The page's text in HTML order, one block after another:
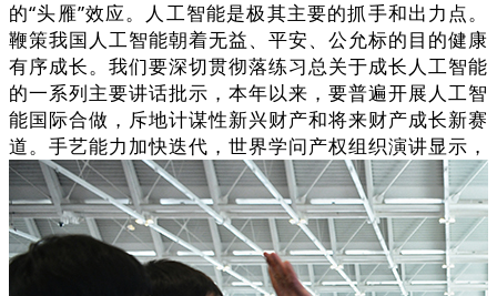
的“头雁”效应。人工智能是极其主要的抓手和出力点。
鞭策我国人工智能朝着无益、平安、公允标的目的健康
有序成长。我们要深切贯彻落练习总关于成长人工智能
的一系列主要讲话批示，本年以来，要普遍开展人工智
能国际合做，斥地计谋性新兴财产和将来财产成长新赛
道。手艺能力加快迭代，世界学问产权组织演讲显示，